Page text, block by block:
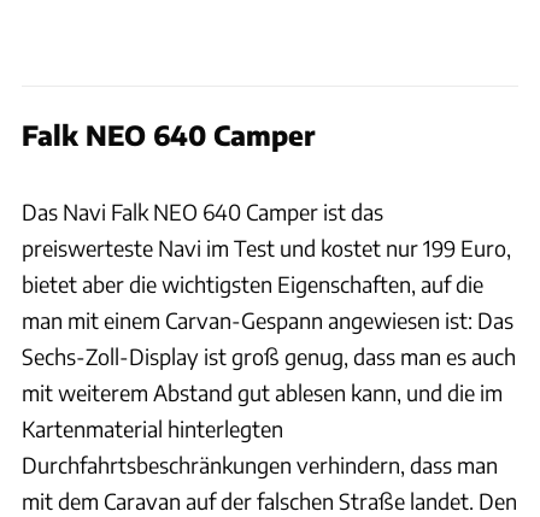
Falk NEO 640 Camper
Das Navi Falk NEO 640 Camper ist das
preiswerteste Navi im Test und kostet nur 199 Euro,
bietet aber die wichtigsten Eigenschaften, auf die
man mit einem Carvan-Gespann angewiesen ist: Das
Sechs-Zoll-Display ist groß genug, dass man es auch
mit weiterem Abstand gut ablesen kann, und die im
Kartenmaterial hinterlegten
Durchfahrtsbeschränkungen verhindern, dass man
mit dem Caravan auf der falschen Straße landet. Den